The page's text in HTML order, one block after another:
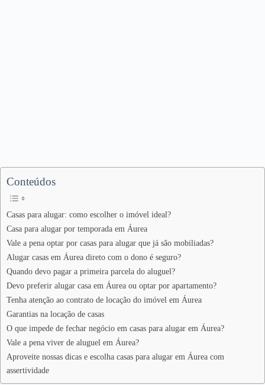
Conteúdos
Casas para alugar: como escolher o imóvel ideal?
Casa para alugar por temporada em Áurea
Vale a pena optar por casas para alugar que já são mobiliadas?
Alugar casas em Áurea direto com o dono é seguro?
Quando devo pagar a primeira parcela do aluguel?
Devo preferir alugar casa em Áurea ou optar por apartamento?
Tenha atenção ao contrato de locação do imóvel em Áurea
Garantias na locação de casas
O que impede de fechar negócio em casas para alugar em Áurea?
Vale a pena viver de aluguel em Áurea?
Aproveite nossas dicas e escolha casas para alugar em Áurea com
assertividade